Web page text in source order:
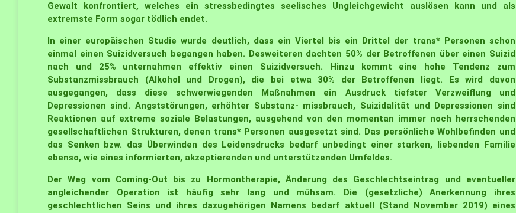
Gewalt konfrontiert, welches ein stressbedingtes seelisches Ungleichgewicht auslösen kann und als
extremste Form sogar tödlich endet.
In einer europäischen Studie wurde deutlich, dass ein Viertel bis ein Drittel der trans* Personen schon
einmal einen Suizidversuch begangen haben. Desweiteren dachten 50% der Betroffenen über einen Suizid
nach und 25% unternahmen effektiv einen Suizidversuch. Hinzu kommt eine hohe Tendenz zum
Substanzmissbrauch (Alkohol und Drogen), die bei etwa 30% der Betroffenen liegt. Es wird davon
ausgegangen, dass diese schwerwiegenden Maßnahmen ein Ausdruck tiefster Verzweiflung und
Depressionen sind. Angststörungen, erhöhter Substanz- missbrauch, Suizidalität und Depressionen sind
Reaktionen auf extreme soziale Belastungen, ausgehend von den momentan immer noch herrschenden
gesellschaftlichen Strukturen, denen trans* Personen ausgesetzt sind. Das persönliche Wohlbefinden und
das Senken bzw. das Überwinden des Leidensdrucks bedarf unbedingt einer starken, liebenden Familie
ebenso, wie eines informierten, akzeptierenden und unterstützenden Umfeldes.
Der Weg vom Coming-Out bis zu Hormontherapie, Änderung des Geschlechtseintrag und eventueller
angleichender Operation ist häufig sehr lang und mühsam. Die (gesetzliche) Anerkennung ihres
geschlechtlichen Seins und ihres dazugehörigen Namens bedarf aktuell (Stand November 2019) eines